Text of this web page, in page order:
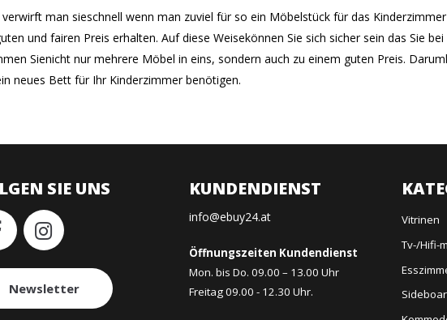
man sieschnell wenn man zuviel für so ein Möbelstück für das
und fairen Preis erhalten. Auf diese Weisekönnen Sie sich sicher sein das Sie
Sienicht nur mehrere Möbel in eins, sondern auch zu einem guten Preis.
neues Bett für Ihr Kinderzimmer benötigen.
SIE UNS
Newsletter
KUNDENDIENST
info@ebuy24.at
Öffnungszeiten Kundendienst
Mon. bis Do. 09.00 – 13.00 Uhr
Freitag 09.00 - 12.30 Uhr.
Vitrinen
Tv-/Hifi-